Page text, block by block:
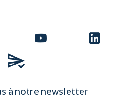
à notre newsletter